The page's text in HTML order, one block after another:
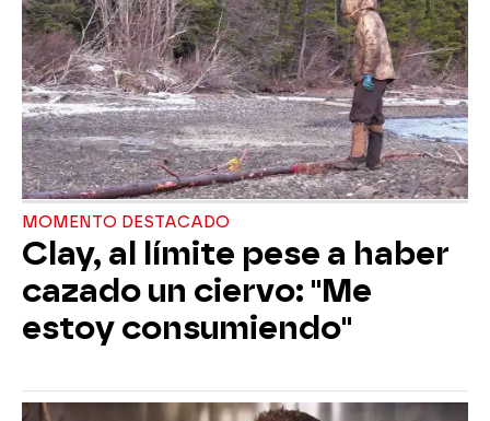
MOMENTO DESTACADO
Clay, al límite pese a haber
cazado un ciervo: "Me
estoy consumiendo"